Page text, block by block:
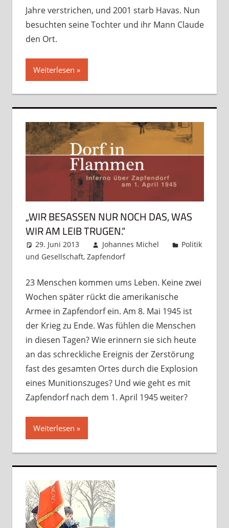
Jahre verstrichen, und 2001 starb Havas. Nun
besuchten seine Tochter und ihr Mann Claude
den Ort.
Weiterlesen
„WIR BESASSEN NUR NOCH DAS, WAS W
IR AM LEIB TRUGEN.“
29. Juni 2013 Johannes Michel
Politik
und Gesellschaft, Zapfendorf
23 Menschen kommen ums Leben. Keine zwei
Wochen später rückt die amerikanische
Armee in Zapfendorf ein. Am 8. Mai 1945 ist
der Krieg zu Ende. Was fühlen die Menschen
in diesen Tagen? Wie erinnern sie sich heute
an das schreckliche Ereignis der Zerstörung
fast des gesamten Ortes durch die Explosion
eines Munitionszuges? Und wie geht es mit
Zapfendorf nach dem 1. April 1945 weiter?
Weiterlesen